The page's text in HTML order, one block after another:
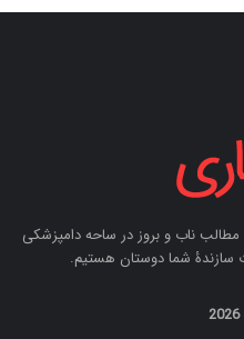
ناب و بروز در ساحه دامپزشکی
سازندۀ شما دوستان هستیم.